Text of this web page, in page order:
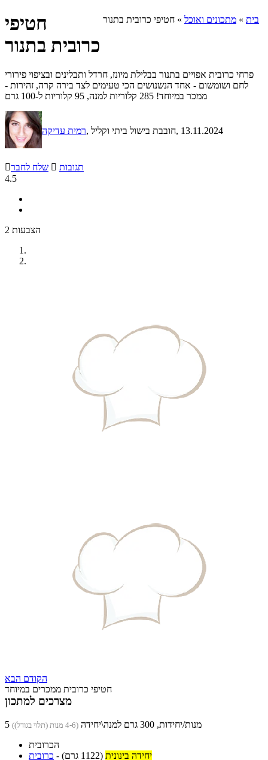
בית » מתכונים ואוכל » חטיפי כרובית בתנור
חטיפי
כרובית בתנור
פרחי כרובית אפויים בתנור בבלילת מיונז, חרדל ותבלינים ובציפוי פירורי
לחם ושומשום - אחד הנשנושים הכי טעימים לצד בירה קרה, זהירות -
ממכר במיוחד! 285 קלוריות למנה, 95 קלוריות ל-100 גרם
רמית עדיקה , חובבת בישול ביתי וקליל, 13.11.2024
שלח לחבר  תגובות
4.5
2 הצבעות
הקודם הבא
חטיפי כרובית ממכרים במיוחד
מצרכים למתכון
5 מנות/יחידות, 300 גרם למנה\יחידה (4-6 מנות (תלוי בגודל))
הכרובית
כרובית - יחידה בינונית (1122 גרם)